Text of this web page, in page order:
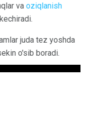
va oziqlanish
juda tez yoshda
o'sib boradi.